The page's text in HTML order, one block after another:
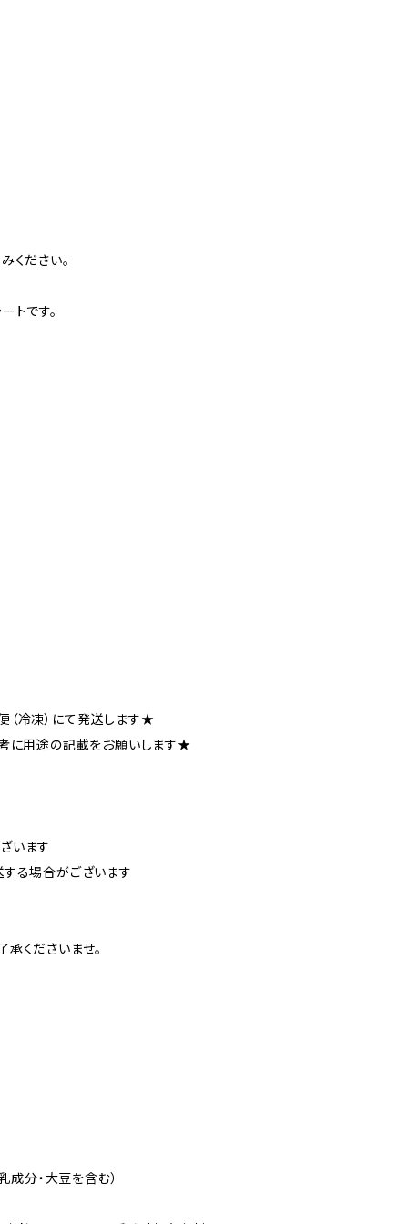
ください。
トです。
冷凍）にて発送します★
に用途の記載をお願いします★
います
る場合がございます
くださいませ。
分・大豆を含む）